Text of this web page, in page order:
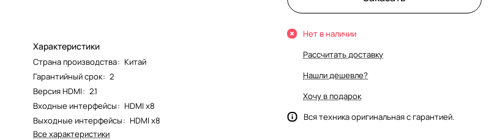
Характеристики
Страна производства: Китай
Гарантийный срок: 2
Версия HDMI: 2.1
Входные интерфейсы: HDMI x8
Выходные интерфейсы: HDMI x8
Все характеристики
Нет в наличии
Рассчитать доставку
Нашли дешевле?
Хочу в подарок
Вся техника оригинальная с гарантией.